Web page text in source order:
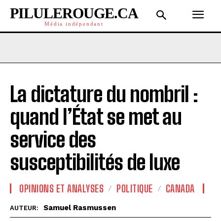
PILULEROUGE.CA
Média indépendant
La dictature du nombril :
quand l’État se met au
service des
susceptibilités de luxe
OPINIONS ET ANALYSES POLITIQUE CANADA
AUTEUR: Samuel Rasmussen